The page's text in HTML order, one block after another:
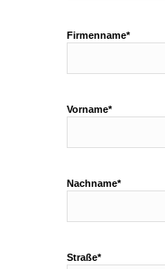
Firmenname*
Vorname*
Nachname*
Straße*